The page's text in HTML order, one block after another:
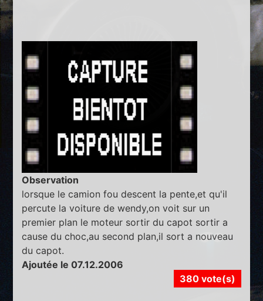
Observation
lorsque le camion fou descent la pente,et qu'il
percute la voiture de wendy,on voit sur un
premier plan le moteur sortir du capot sortir a
cause du choc,au second plan,il sort a nouveau
du capot.
Ajoutée le 07.12.2006
380 vote(s)